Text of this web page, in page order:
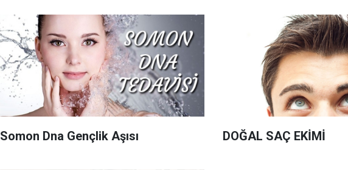
Somon Dna Gençlik Aşısı DOĞAL SAÇ EKİMİ